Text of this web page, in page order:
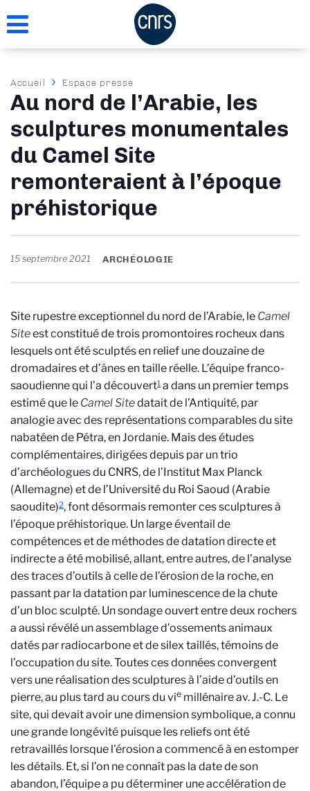
au
Fil
d'Ariane
Accueil Espace presse
Au nord de l’Arabie, les
sculptures monumentales
du Camel Site
remonteraient à l’époque
préhistorique
15 septembre 2021 ARCHÉOLOGIE
Site rupestre exceptionnel du nord de l’Arabie, le Camel
Siteest constitué de trois promontoires rocheux dans
lesquels ont été sculptés en relief une douzaine de
dromadaires et d’ânes en taille réelle. L’équipe franco-
saoudienne qui l’a découvert1 a dans un premier temps
estimé que le Camel Sitedatait de l’Antiquité, par
analogie avec des représentations comparables du site
nabatéen de Pétra, en Jordanie. Mais des études
complémentaires, dirigées depuis par un trio
d’archéologues du CNRS, de l’Institut Max Planck
(Allemagne) et de l’Université du Roi Saoud (Arabie
saoudite)2, font désormais remonter ces sculptures à
l’époque préhistorique. Un large éventail de
compétences et de méthodes de datation directe et
indirecte a été mobilisé, allant, entre autres, de l'analyse
des traces d’outils à celle de l’érosion de la roche, en
passant par la datation par luminescence de la chute
d’un bloc sculpté. Un sondage ouvert entre deux rochers
a aussi révélé un assemblage d’ossements animaux
datés par radiocarbone et de silex taillés, témoins de
l’occupation du site. Toutes ces données convergent
vers une réalisation des sculptures à l’aide d’outils en
pierre, au plus tard au cours du vie millénaire av. J.-C. Le
site, qui devait avoir une dimension symbolique, a connu
une grande longévité puisque les reliefs ont été
retravaillés lorsque l'érosion a commencé à en estomper
les détails. Et, si l’on ne connaît pas la date de son
abandon, l’équipe a pu déterminer une accélération de